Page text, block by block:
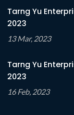
Tarng Yu
2023
13 Mar, 2023
Tarng Yu
2023
16 Feb, 2023